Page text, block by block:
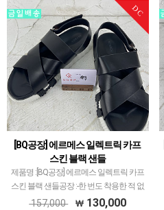
DC
[BQ공장] 에르메스 일렉트릭 카프
스킨 블랙 샌들
제품명 :[BQ공장] 에르메스 일렉트릭 카프
스킨 블랙 샌들공장 :-한 번도 착용한 적 없
는 새 신발입니다.불량 하자 일체 없었고
157,000 130,000